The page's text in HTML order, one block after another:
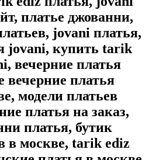
платье джованни,
jovani платья,
jovani, купить tarik
вечерние платья
платья
модели платьев
платья на заказ,
платья, бутик
в москве, tarik ediz